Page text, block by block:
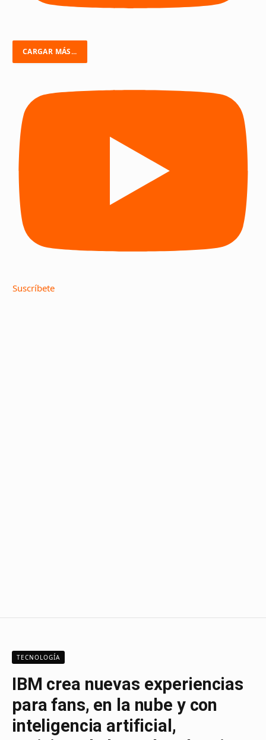
CARGAR MÁS...
Suscríbete
TECNOLOGÍA
IBM crea nuevas experiencias
para fans, en la nube y con
inteligencia artificial,